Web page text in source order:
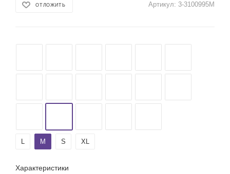
ОТЛОЖИТЬ Артикул: 3-3100995M
L M S XL
Характеристики